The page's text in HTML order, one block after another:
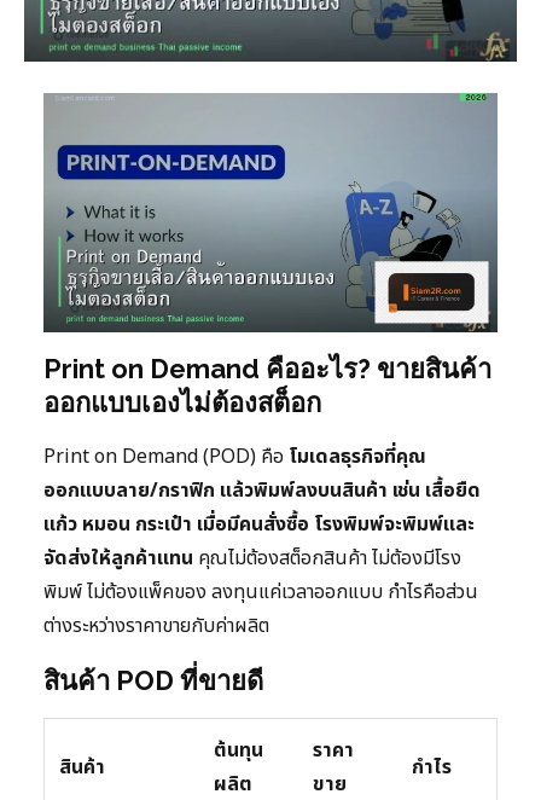
Print on Demand คืออะไร? ขายสินค้า
ออกแบบเองไม่ต้องสต็อก
Print on Demand (POD) คือ โมเดลธุรกิจที่คุณ
ออกแบบลาย/กราฟิก แล้วพิมพ์ลงบนสินค้า เช่น เสื้อยืด
แก้ว หมอน กระเป๋า เมื่อมีคนสั่งซื้อ โรงพิมพ์จะพิมพ์และ
จัดส่งให้ลูกค้าแทน คุณไม่ต้องสต็อกสินค้า ไม่ต้องมีโรง
พิมพ์ ไม่ต้องแพ็คของ ลงทุนแค่เวลาออกแบบ กำไรคือส่วน
ต่างระหว่างราคาขายกับค่าผลิต
สินค้า POD ที่ขายดี
สินค้า
ต้นทุน
ผลิต
ราคา
ขาย
กำไร